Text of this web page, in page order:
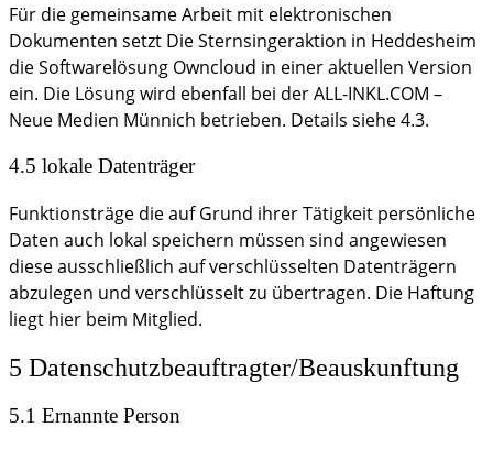
Für die gemeinsame Arbeit mit elektronischen
Dokumenten setzt Die Sternsingeraktion in Heddesheim
die Softwarelösung Owncloud in einer aktuellen Version
ein. Die Lösung wird ebenfall bei der ALL-INKL.COM –
Neue Medien Münnich betrieben. Details siehe 4.3.
4.5 lokale Datenträger
Funktionsträge die auf Grund ihrer Tätigkeit persönliche
Daten auch lokal speichern müssen sind angewiesen
diese ausschließlich auf verschlüsselten Datenträgern
abzulegen und verschlüsselt zu übertragen. Die Haftung
liegt hier beim Mitglied.
5 Datenschutzbeauftragter/Beauskunftung
5.1 Ernannte Person